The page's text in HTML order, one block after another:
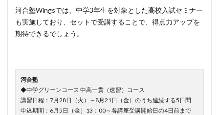
河合塾Wingsでは、中学3年生を対象とした高校入試セミナー
も実施しており、セットで受講することで、得点力アップを
期待できるでしょう。
河合塾
◆中学グリーンコース 中高一貫（速習）コース
講習日程：7月28日（火）～8月21日（金）のうち連続する5日間
申込期間：6月5日（金）13：00～各講座受講開始日の4日前まで